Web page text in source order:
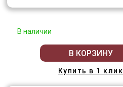
В наличии
В КОРЗИНУ
Купить в 1 клик